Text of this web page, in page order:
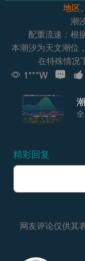
地区
潮
配重流速：根
本潮汐为天文潮位
在特殊情况
1***W
精彩回复
网友评论仅供其